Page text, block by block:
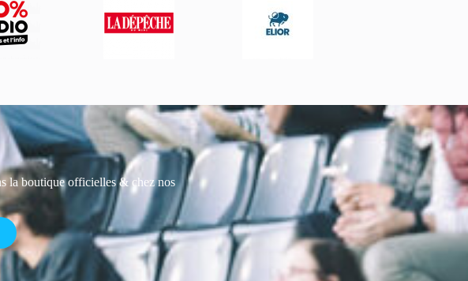
la boutique officielles & chez nos